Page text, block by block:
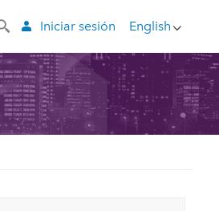
English
Iniciar sesión